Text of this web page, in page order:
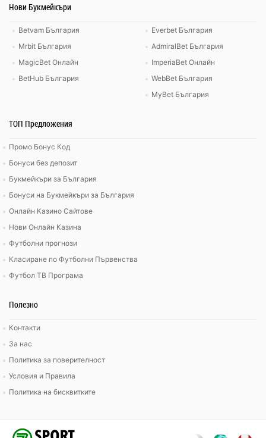
Нови Букмейкъри
Betvam България
Mrbit България
MagicBet Онлайн
BetHub България
Everbet България
AdmiralBet България
ImperiaBet Онлайн
WebBet България
MyBet България
ТОП Предложения
Промо Бонус Код
Бонуси без депозит
Букмейкъри за България
Бонуси на Букмейкъри за България
Онлайн Казино Сайтове
Нови Онлайн Казина
Футболни прогнози
Класиране по Футболни Първенства
Футбол ТВ Програма
Полезно
Контакти
За нас
Политика за поверителност
Условия и Правила
Политика на бисквитките